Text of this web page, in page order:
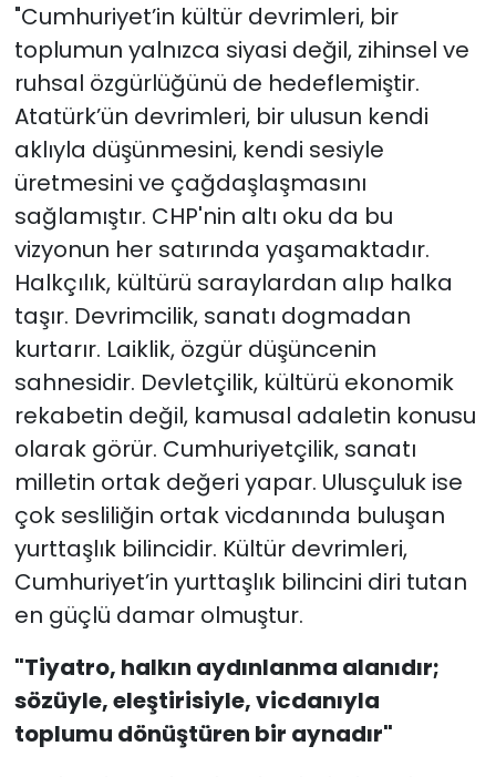
"Cumhuriyet’in kültür devrimleri, bir
toplumun yalnızca siyasi değil, zihinsel ve
ruhsal özgürlüğünü de hedeflemiştir.
Atatürk’ün devrimleri, bir ulusun kendi
aklıyla düşünmesini, kendi sesiyle
üretmesini ve çağdaşlaşmasını
sağlamıştır. CHP'nin altı oku da bu
vizyonun her satırında yaşamaktadır.
Halkçılık, kültürü saraylardan alıp halka
taşır. Devrimcilik, sanatı dogmadan
kurtarır. Laiklik, özgür düşüncenin
sahnesidir. Devletçilik, kültürü ekonomik
rekabetin değil, kamusal adaletin konusu
olarak görür. Cumhuriyetçilik, sanatı
milletin ortak değeri yapar. Ulusçuluk ise
çok sesliliğin ortak vicdanında buluşan
yurttaşlık bilincidir. Kültür devrimleri,
Cumhuriyet’in yurttaşlık bilincini diri tutan
en güçlü damar olmuştur.
"Tiyatro, halkın aydınlanma alanıdır;
sözüyle, eleştirisiyle, vicdanıyla
toplumu dönüştüren bir aynadır"